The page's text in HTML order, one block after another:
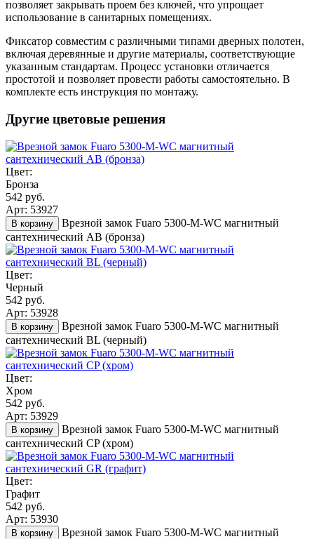
позволяет закрывать проем без ключей, что упрощает
использование в санитарных помещениях.
Фиксатор совместим с различными типами дверных полотен,
включая деревянные и другие материалы, соответствующие
указанным стандартам. Процесс установки отличается
простотой и позволяет провести работы самостоятельно. В
комплекте есть инструкция по монтажу.
Другие цветовые решения
Цвет:
Бронза
542 руб.
Арт: 53927
В корзину
Врезной замок Fuaro 5300-M-WС магнитный
сантехнический AB (бронза)
Цвет:
Черный
542 руб.
Арт: 53928
В корзину
Врезной замок Fuaro 5300-M-WС магнитный
сантехнический BL (черный)
Цвет:
Хром
542 руб.
Арт: 53929
В корзину
Врезной замок Fuaro 5300-M-WС магнитный
сантехнический CP (хром)
Цвет:
Графит
542 руб.
Арт: 53930
В корзину
Врезной замок Fuaro 5300-M-WС магнитный